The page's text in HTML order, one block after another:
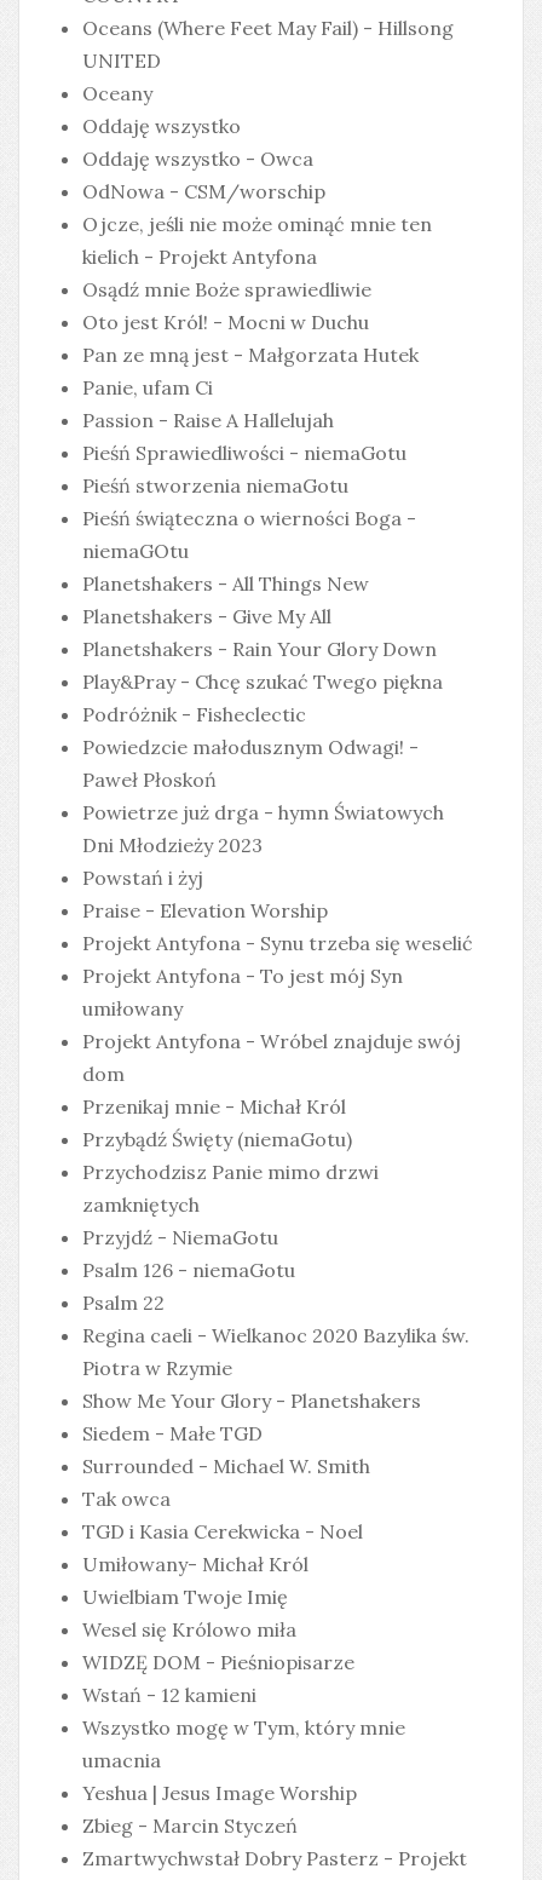
Oceans (Where Feet May Fail) - Hillsong
UNITED
Oceany
Oddaję wszystko
Oddaję wszystko - Owca
OdNowa - CSM/worschip
Ojcze, jeśli nie może ominąć mnie ten
kielich - Projekt Antyfona
Osądź mnie Boże sprawiedliwie
Oto jest Król! - Mocni w Duchu
Pan ze mną jest - Małgorzata Hutek
Panie, ufam Ci
Passion - Raise A Hallelujah
Pieśń Sprawiedliwości - niemaGotu
Pieśń stworzenia niemaGotu
Pieśń świąteczna o wierności Boga -
niemaGOtu
Planetshakers - All Things New
Planetshakers - Give My All
Planetshakers - Rain Your Glory Down
Play&Pray - Chcę szukać Twego piękna
Podróżnik - Fisheclectic
Powiedzcie małodusznym Odwagi! -
Paweł Płoskoń
Powietrze już drga - hymn Światowych
Dni Młodzieży 2023
Powstań i żyj
Praise - Elevation Worship
Projekt Antyfona - Synu trzeba się weselić
Projekt Antyfona - To jest mój Syn
umiłowany
Projekt Antyfona - Wróbel znajduje swój
dom
Przenikaj mnie - Michał Król
Przybądź Święty (niemaGotu)
Przychodzisz Panie mimo drzwi
zamkniętych
Przyjdź - NiemaGotu
Psalm 126 - niemaGotu
Psalm 22
Regina caeli - Wielkanoc 2020 Bazylika św.
Piotra w Rzymie
Show Me Your Glory - Planetshakers
Siedem - Małe TGD
Surrounded - Michael W. Smith
Tak owca
TGD i Kasia Cerekwicka - Noel
Umiłowany- Michał Król
Uwielbiam Twoje Imię
Wesel się Królowo miła
WIDZĘ DOM - Pieśniopisarze
Wstań - 12 kamieni
Wszystko mogę w Tym, który mnie
umacnia
Yeshua | Jesus Image Worship
Zbieg - Marcin Styczeń
Zmartwychwstał Dobry Pasterz - Projekt